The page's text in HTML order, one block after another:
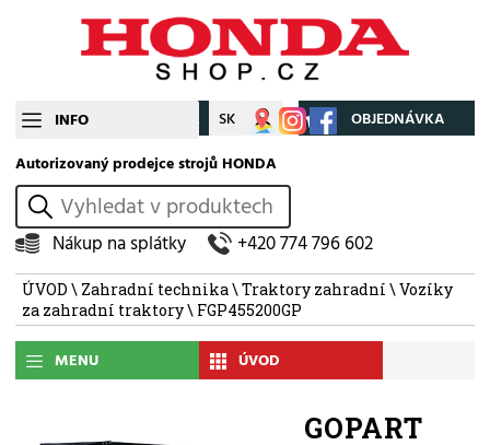
INFO CZ SK Můj účet OBJEDNÁVKA
Autorizovaný prodejce strojů HONDA
vyhledat
Nákup na splátky +420 774 796 602
ÚVOD \ Zahradní technika\Traktory zahradní \Vozíky
za zahradní traktory\ FGP455200GP
MENU ÚVOD
GOPART